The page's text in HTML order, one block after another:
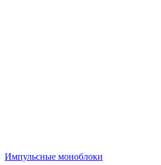
Импульсные моноблоки